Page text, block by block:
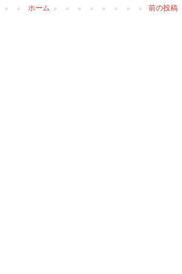
前の投稿
ホーム